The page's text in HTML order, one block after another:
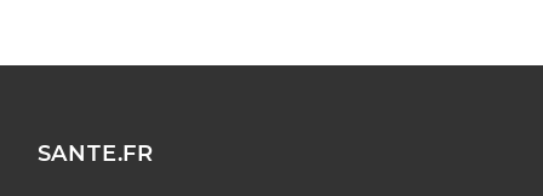
SANTE.FR